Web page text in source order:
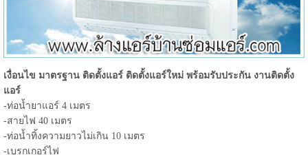
เงื่อนไข มาตรฐาน ติดตั้งแอร์ ติดตั้งแอร์ใหม่ พร้อมรับประกัน งานติดตั้ง
แอร์
-ท่อน้ำยาแอร์ 4 เมตร
-สายไฟ 40 เมตร
-ท่อน้ำทิ้งความยาวไม่เกิน 10 เมตร
-เบรกเกอร์ไฟ